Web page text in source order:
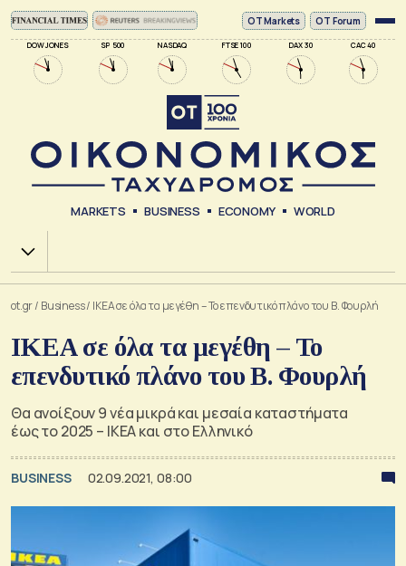
DOW JONES SP 500 NASDAQ FTSE 100 DAX 30 CAC 40
ΟΤ Markets OT Forum
MARKETS BUSINESS ECONOMY WORLD
Χ.Α.
ot.gr/ Business/ IKEA σε όλα τα μεγέθη – Το επενδυτικό πλάνο του Β. Φουρλή
IKEA σε όλα τα μεγέθη – Το
επενδυτικό πλάνο του Β. Φουρλή
Θα ανοίξουν 9 νέα μικρά και μεσαία καταστήματα
έως το 2025 – IKEA και στο Ελληνικό
BUSINESS 02.09.2021, 08:00